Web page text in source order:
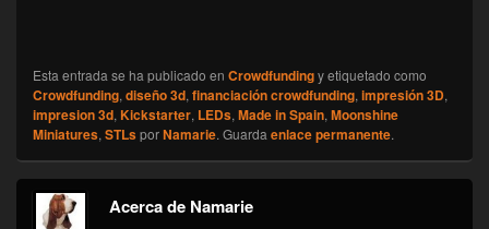
Esta entrada se ha publicado en Crowdfundingy etiquetado como
Crowdfunding, diseño 3d, financiación crowdfunding, impresión 3D,
impresion 3d, Kickstarter, LEDs, Made in Spain, Moonshine
Miniatures, STLsporNamarie. Guarda enlace permanente.
Acerca de Namarie